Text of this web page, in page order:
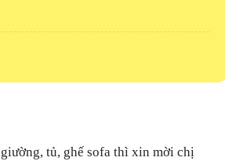
tủ, ghế sofa thì xin mời chị